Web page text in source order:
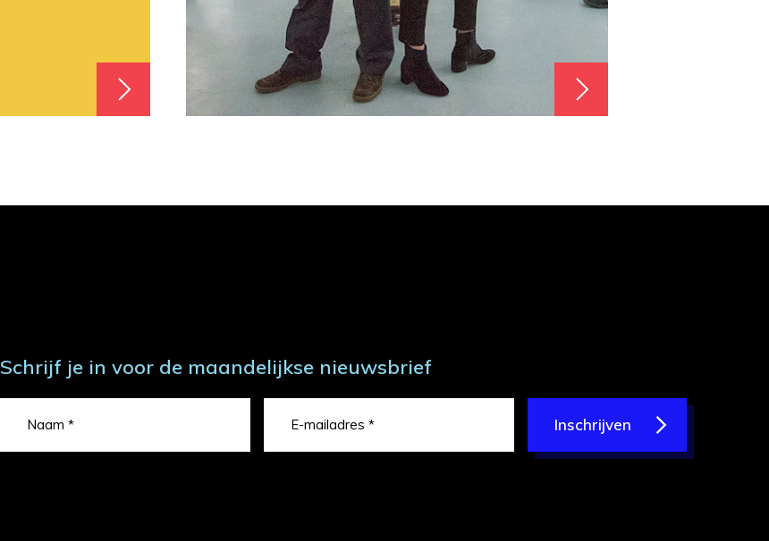
Schrijf je in voor de maandelijkse nieuwsbrief
Inschrijven